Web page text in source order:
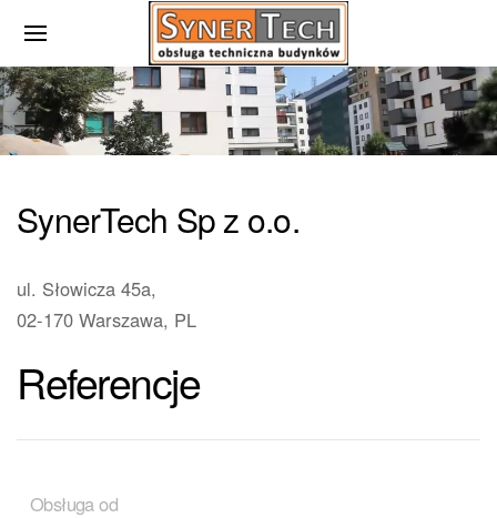
SynerTech Sp z o.o.
ul. Słowicza 45a,
02-170 Warszawa​, PL
Referencje
Obsługa od